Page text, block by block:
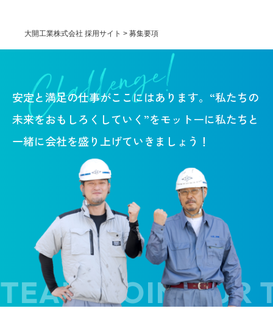
大開工業株式会社 採用サイト > 募集要項
安定と満足の仕事がここにはあります。 “私たちの
未来をおもしろくしていく”をモットーに私たちと
一緒に会社を盛り上げていきましょう！
JOIN OUR